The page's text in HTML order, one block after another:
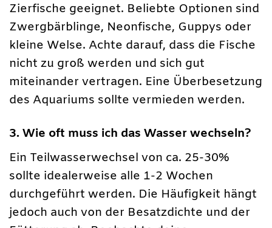
Zierfische geeignet. Beliebte Optionen sind
Zwergbärblinge, Neonfische, Guppys oder
kleine Welse. Achte darauf, dass die Fische
nicht zu groß werden und sich gut
miteinander vertragen. Eine Überbesetzung
des Aquariums sollte vermieden werden.
3. Wie oft muss ich das Wasser wechseln?
Ein Teilwasserwechsel von ca. 25-30%
sollte idealerweise alle 1-2 Wochen
durchgeführt werden. Die Häufigkeit hängt
jedoch auch von der Besatzdichte und der